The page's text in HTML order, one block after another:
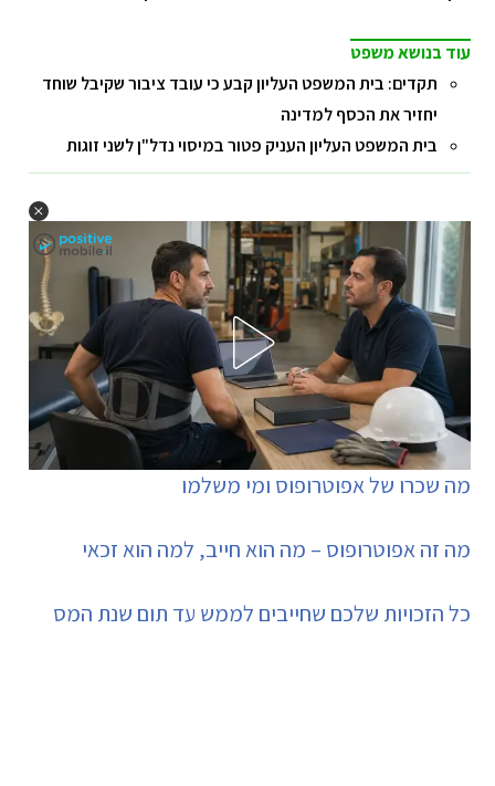
עוד בנושא משפט
תקדים: בית המשפט העליון קבע כי עובד ציבור שקיבל שוחד
יחזיר את הכסף למדינה
בית המשפט העליון העניק פטור במיסוי נדל"ן לשני זוגות
מה שכרו של אפוטרופוס ומי משלמו
מה זה אפוטרופוס – מה הוא חייב, למה הוא זכאי
כל הזכויות שלכם שחייבים לממש עד תום שנת המס